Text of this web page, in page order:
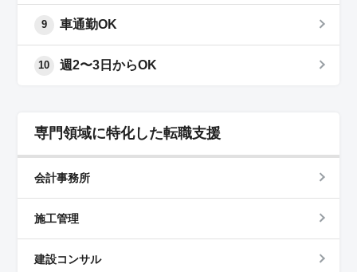
9 車通勤OK
10 週2〜3日からOK
専門領域に特化した転職支援
会計事務所
施工管理
建設コンサル